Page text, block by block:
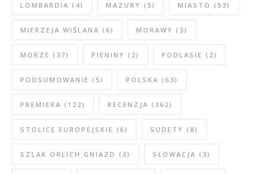
LOMBARDIA (4) MAZURY (5) MIASTO (53)
MIERZEJA WIŚLANA (6) MORAWY (3)
MORZE (37) PIENINY (2) PODLASIE (2)
PODSUMOWANIE (5) POLSKA (63)
PREMIERA (122) RECENZJA (362)
STOLICE EUROPEJSKIE (6) SUDETY (8)
SZLAK ORLICH GNIAZD (3) SŁOWACJA (3)